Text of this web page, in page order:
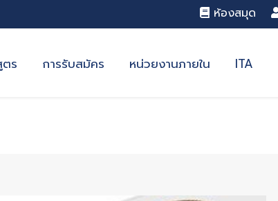
ห้องสมุด
ร การรับสมัคร หน่วยงานภายใน ITA